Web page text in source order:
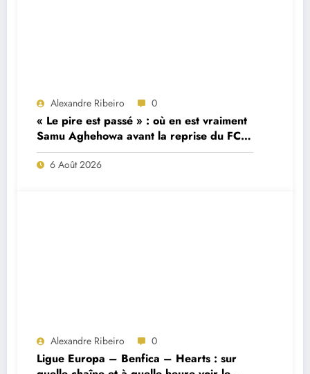
Alexandre Ribeiro 0
« Le pire est passé » : où en est vraiment
Samu Aghehowa avant la reprise du FC
Porto ?
6 Août 2026
Alexandre Ribeiro 0
Ligue Europa – Benfica – Hearts : sur